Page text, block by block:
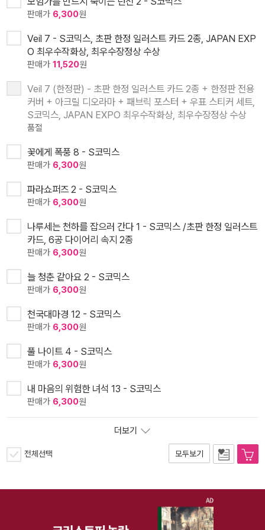
판매가 6,300원
Veil 7 - S코믹스, 초판 한정 일러스트 카드 2종, JAPAN EXP
O 최우수작화상, 최우수장정상 수상
판매가 11,520원
Veil 7 (한정판) - 초판 한정 일러스트 카드 2종 + 한정판 전용
커버 + 아크릴 디오라마 + 패브릭 포스터 + 우표 스티커 세트,
S코믹스, JAPAN EXPO 최우수작화상, 최우수장정상 수상
품절
꽃에게 폭풍 8 - S코믹스
판매가 6,300원
파라쇼퍼즈 2 - S코믹스
판매가 6,300원
나루세는 천하를 잡으러 간다 1 - S코믹스 /초판 한정 일러스트
카드, 6공 다이어리 속지 2종
판매가 6,300원
늘 청춘 같아요 2 - S코믹스
판매가 6,300원
천국대마경 12 - S코믹스
판매가 6,300원
풀 나이트 4 - S코믹스
판매가 6,300원
내 마음의 위험한 녀석 13 - S코믹스
판매가 6,300원
더보기
전체선택 모두보기